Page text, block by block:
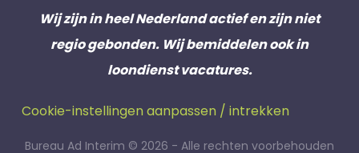
Wij zijn in heel Nederland actief en zijn niet
regio gebonden. Wij bemiddelen ook in
loondienst vacatures.
Cookie-instellingen aanpassen / intrekken
Bureau Ad Interim © 2026 - Alle rechten voorbehouden